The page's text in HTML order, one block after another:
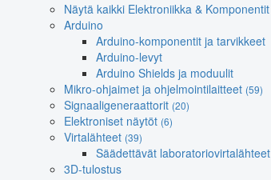
Näytä kaikki Elektroniikka & Komponentit
Arduino
Arduino-komponentit ja tarvikkeet
Arduino-levyt
Arduino Shields ja moduulit
Mikro-ohjaimet ja ohjelmointilaitteet (59)
Signaaligeneraattorit (20)
Elektroniset näytöt (6)
Virtalähteet (39)
Säädettävät laboratoriovirtalähteet
3D-tulostus